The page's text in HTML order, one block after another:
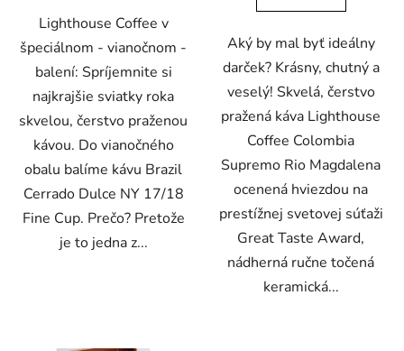
Lighthouse Coffee v
špeciálnom - vianočnom -
balení: Spríjemnite si
najkrajšie sviatky roka
skvelou, čerstvo praženou
kávou. Do vianočného
obalu balíme kávu Brazil
Cerrado Dulce NY 17/18
Fine Cup. Prečo? Pretože
je to jedna z...
Aký by mal byť ideálny
darček? Krásny, chutný a
veselý! Skvelá, čerstvo
pražená káva Lighthouse
Coffee Colombia
Supremo Rio Magdalena
ocenená hviezdou na
prestížnej svetovej súťaži
Great Taste Award,
nádherná ručne točená
keramická...